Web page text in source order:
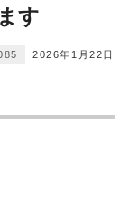
す
2026年1月22日